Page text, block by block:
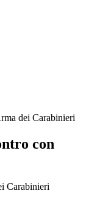
dei Carabinieri
con
Carabinieri